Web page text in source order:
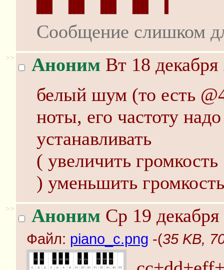
Сообщение слишком
>> Аноним Вт 18
белый шум (то есть
ноты, его частоту
устанавливать
( увеличить громкость
) уменьшить громкость
>> Аноним Ср 19
Файл: piano_c.png -(35 KB,